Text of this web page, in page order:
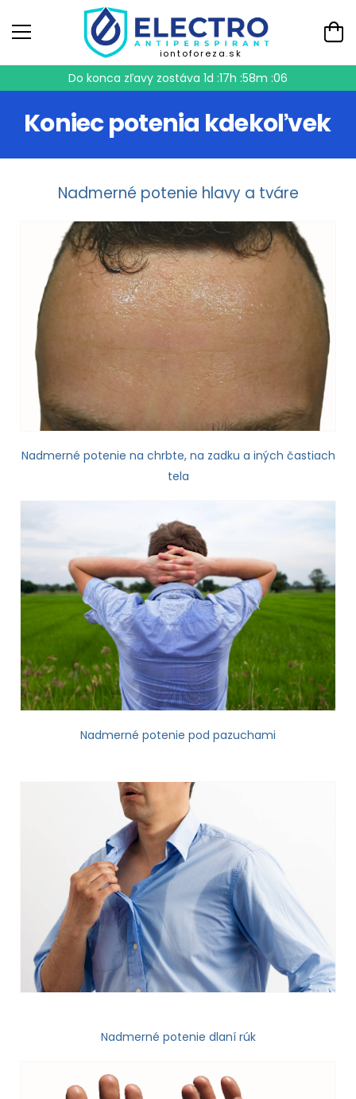
iontoforeza.sk
Do konca zľavy zostáva1d :17h :58m :05
Koniec potenia kdekoľvek
Nadmerné potenie hlavy a tváre
Nadmerné potenie na chrbte, na zadku a iných častiach
tela
Nadmerné potenie pod pazuchami
Nadmerné potenie dlaní rúk